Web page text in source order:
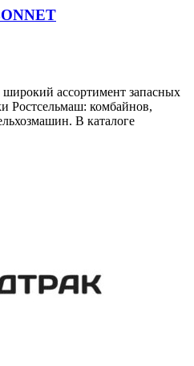
ассортимент запасных
Ростсельмаш: комбайнов,
В каталоге